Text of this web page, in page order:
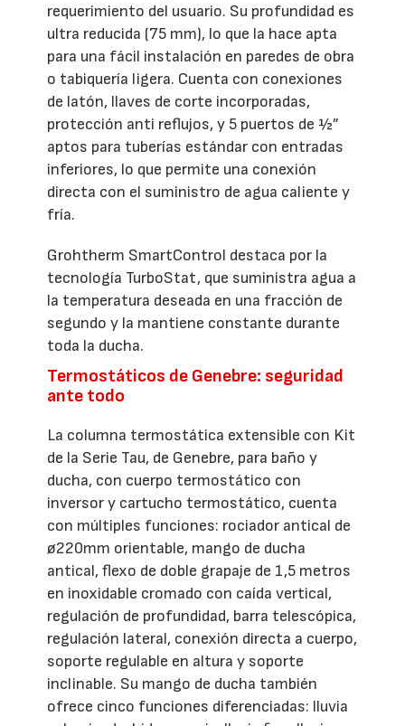
requerimiento del usuario. Su profundidad es
ultra reducida (75 mm), lo que la hace apta
para una fácil instalación en paredes de obra
o tabiquería ligera. Cuenta con conexiones
de latón, llaves de corte incorporadas,
protección anti reflujos, y 5 puertos de ½”
aptos para tuberías estándar con entradas
inferiores, lo que permite una conexión
directa con el suministro de agua caliente y
fría.
Grohtherm SmartControl destaca por la
tecnología TurboStat, que suministra agua a
la temperatura deseada en una fracción de
segundo y la mantiene constante durante
toda la ducha.
Termostáticos de Genebre: seguridad
ante todo
La columna termostática extensible con Kit
de la Serie Tau, de Genebre, para baño y
ducha, con cuerpo termostático con
inversor y cartucho termostático, cuenta
con múltiples funciones: rociador antical de
ø220mm orientable, mango de ducha
antical, flexo de doble grapaje de 1,5 metros
en inoxidable cromado con caída vertical,
regulación de profundidad, barra telescópica,
regulación lateral, conexión directa a cuerpo,
soporte regulable en altura y soporte
inclinable. Su mango de ducha también
ofrece cinco funciones diferenciadas: lluvia